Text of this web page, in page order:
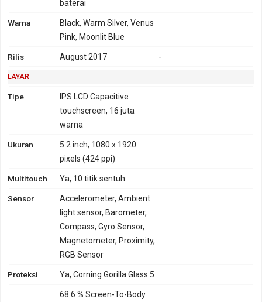
baterai
Warna
Black, Warm Silver, Venus
Pink, Moonlit Blue
Rilis August 2017 -
LAYAR
Tipe
IPS LCD Capacitive
touchscreen, 16 juta
warna
Ukuran
5.2 inch, 1080 x 1920
pixels (424 ppi)
Multitouch Ya, 10 titik sentuh
Sensor
Accelerometer, Ambient
light sensor, Barometer,
Compass, Gyro Sensor,
Magnetometer, Proximity,
RGB Sensor
Proteksi Ya, Corning Gorilla Glass 5
68.6 % Screen-To-Body